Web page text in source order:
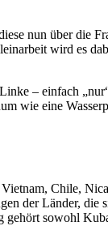
nun über die
wird es
– einfach
wie eine
Chile,
der Länder, die
gehört sowohl